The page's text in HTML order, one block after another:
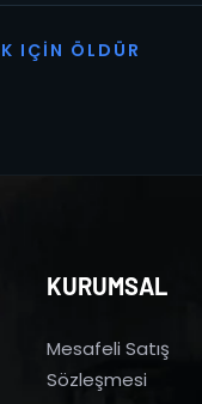
K I ÇI N Ö L D Ü R
KURUMSAL
Mesafeli Satış
Sözleşmesi